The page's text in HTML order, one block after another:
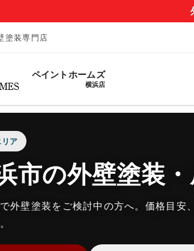
塗装専門店
ペイントホームズ
横浜店
ア
市の外壁塗装
外壁塗装をご検討中の方へ。価格目安